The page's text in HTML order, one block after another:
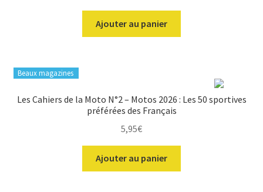
Ajouter au panier
Beaux magazines
Les Cahiers de la Moto N°2 – Motos 2026 : Les 50 sportives
préférées des Français
5,95€
Ajouter au panier